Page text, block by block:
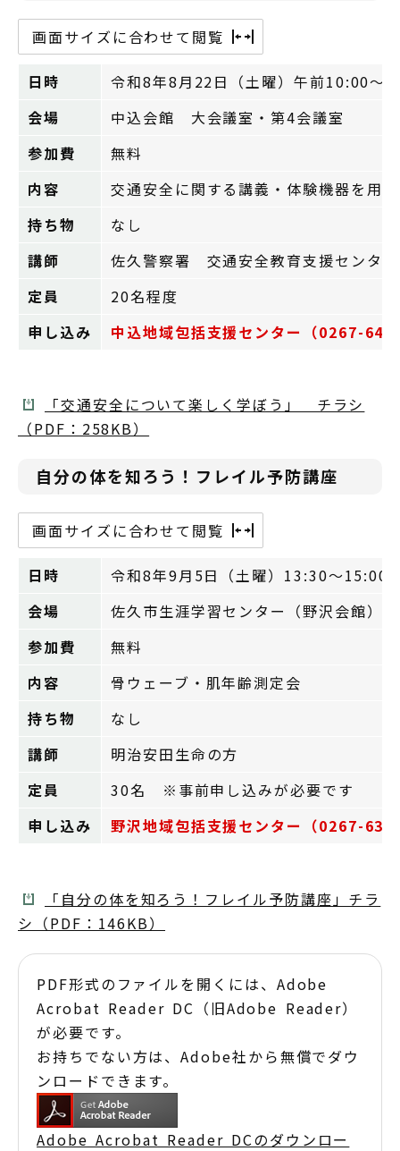
画面サイズに合わせて閲覧
日時
令和8年8月22日（土曜）午前10:00～
会場
中込会館 大会議室・第4会議室
参加費
無料
内容
交通安全に関する講義・体験機器を用
持ち物
なし
講師
佐久警察署 交通安全教育支援センター
定員
20名程度
申し込み
中込地域包括支援センター（0267-64-
「交通安全について楽しく学ぼう」 チラシ
（PDF：258KB）
自分の体を知ろう！フレイル予防講座
画面サイズに合わせて閲覧
日時
令和8年9月5日（土曜）13:30～15:00
会場
佐久市生涯学習センター（野沢会館）
参加費
無料
内容
骨ウェーブ・肌年齢測定会
持ち物
なし
講師
明治安田生命の方
定員
30名 ※事前申し込みが必要です
申し込み
野沢地域包括支援センター（0267-63-
「自分の体を知ろう！フレイル予防講座」チラ
シ（PDF：146KB）
PDF形式のファイルを開くには、Adobe
Acrobat Reader DC（旧Adobe Reader）
が必要です。
お持ちでない方は、Adobe社から無償でダウ
ンロードできます。
Adobe Acrobat Reader DCのダウンロー